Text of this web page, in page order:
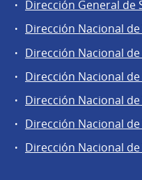
Dirección General de
Dirección Nacional
Dirección Nacional
Dirección Nacional
Dirección Nacional
Dirección Nacional
Dirección Nacional